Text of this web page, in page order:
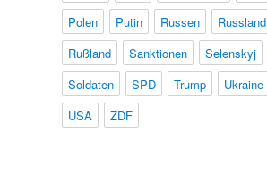
Polen
Putin Russen
Russland
Rußland
Sanktionen
Selenskyj
Soldaten
SPD Trump Ukraine
USA
ZDF